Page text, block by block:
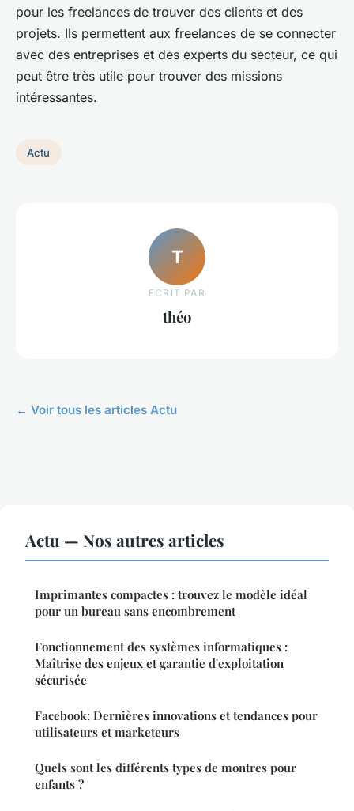
pour les freelances de trouver des clients et des
projets. Ils permettent aux freelances de se connecter
avec des entreprises et des experts du secteur, ce qui
peut être très utile pour trouver des missions
intéressantes.
Actu
T
ECRIT PAR
théo
← Voir tous les articles Actu
Actu — Nos autres articles
Imprimantes compactes : trouvez le modèle idéal
pour un bureau sans encombrement
Fonctionnement des systèmes informatiques :
Maîtrise des enjeux et garantie d'exploitation
sécurisée
Facebook: Dernières innovations et tendances pour
utilisateurs et marketeurs
Quels sont les différents types de montres pour
enfants ?